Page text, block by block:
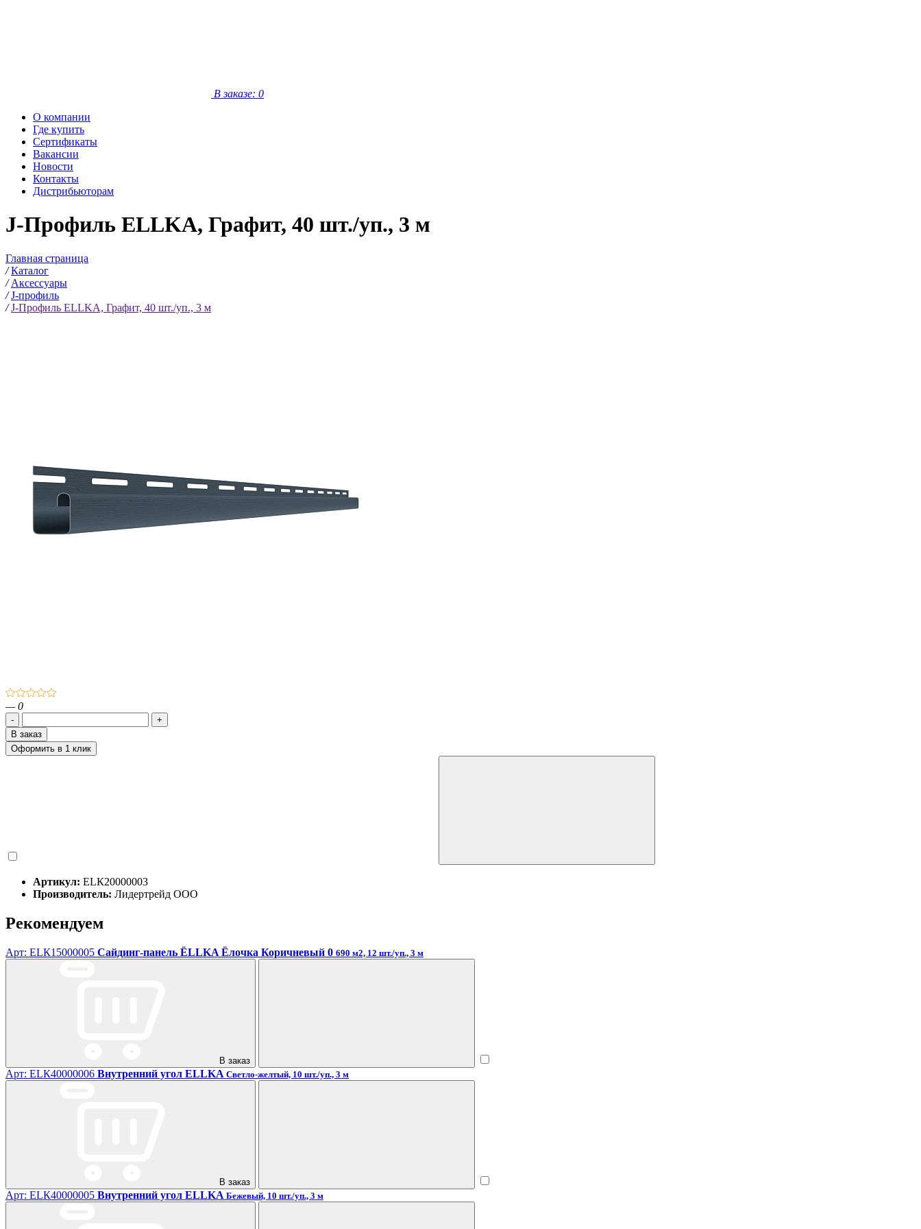
В заказе: 0
О компании
Где купить
Сертификаты
Вакансии
Новости
Контакты
Дистрибьюторам
J-Профиль ELLKA, Графит, 40 шт./уп., 3 м
Главная страница
/Каталог
/Аксессуары
/J-профиль
/J-Профиль ELLKA, Графит, 40 шт./уп., 3 м
— 0
-
+
В заказ
Оформить в 1 клик
Артикул: ЕLК20000003
Производитель: Лидертрейд ООО
Рекомендуем
Арт: ЕLК15000005 Сайдинг-панель ЁLLKA Ёлочка Коричневый 0 690 м2, 12 шт./уп., 3 м
В заказ
Арт: ЕLК40000006 Внутренний угол ELLKA Светло-желтый, 10 шт./уп., 3 м
В заказ
Арт: ЕLК40000005 Внутренний угол ELLKA Бежевый, 10 шт./уп., 3 м